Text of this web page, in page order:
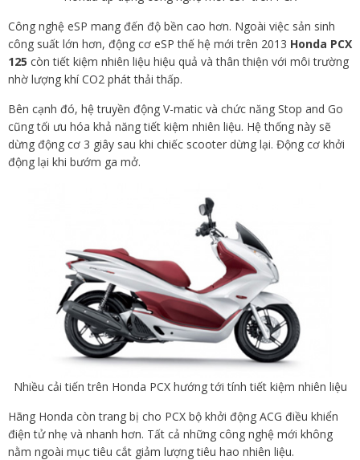
Công nghệ eSP mang đến độ bền cao hơn. Ngoài việc sản sinh
công suất lớn hơn, động cơ eSP thế hệ mới trên 2013 Honda PCX
125 còn tiết kiệm nhiên liệu hiệu quả và thân thiện với môi trường
nhờ lượng khí CO2 phát thải thấp.
Bên cạnh đó, hệ truyền động V-matic và chức năng Stop and Go
cũng tối ưu hóa khả năng tiết kiệm nhiên liệu. Hệ thống này sẽ
dừng động cơ 3 giây sau khi chiếc scooter dừng lại. Động cơ khởi
động lại khi bướm ga mở.
Nhiều cải tiến trên Honda PCX hướng tới tính tiết kiệm nhiên liệu
Hãng Honda còn trang bị cho PCX bộ khởi động ACG điều khiển
điện tử nhẹ và nhanh hơn. Tất cả những công nghệ mới không
nằm ngoài mục tiêu cắt giảm lượng tiêu hao nhiên liệu.